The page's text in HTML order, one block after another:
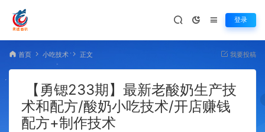
登录
首页 小吃技术 正文 我要投稿
【勇锶233期】最新老酸奶生产技
术和配方/酸奶小吃技术/开店赚钱
配方+制作技术